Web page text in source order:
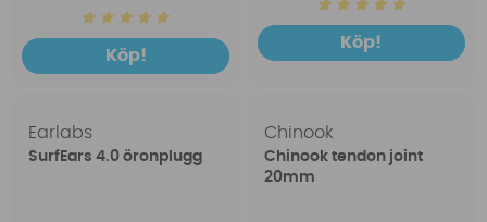
Köp!
Köp!
Earlabs
SurfEars 4.0 öronplugg
Chinook
Chinook tendon joint
20mm